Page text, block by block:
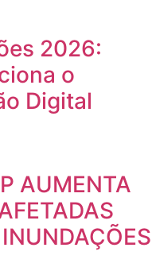
2026:
o
Digital
AUMENTA